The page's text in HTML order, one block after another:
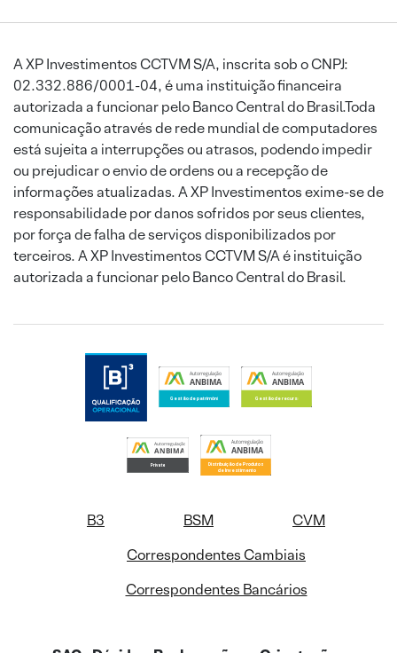
A XP Investimentos CCTVM S/A, inscrita sob o CNPJ:
02.332.886/0001-04, é uma instituição financeira
autorizada a funcionar pelo Banco Central do Brasil.Toda
comunicação através de rede mundial de computadores
está sujeita a interrupções ou atrasos, podendo impedir
ou prejudicar o envio de ordens ou a recepção de
informações atualizadas. A XP Investimentos exime-se de
responsabilidade por danos sofridos por seus clientes,
por força de falha de serviços disponibilizados por
terceiros. A XP Investimentos CCTVM S/A é instituição
autorizada a funcionar pelo Banco Central do Brasil.
B3 BSM
CVM
Correspondentes Cambiais
Correspondentes Bancários